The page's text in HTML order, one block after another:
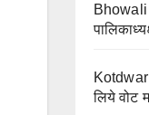
Bhowali
लिये वोट